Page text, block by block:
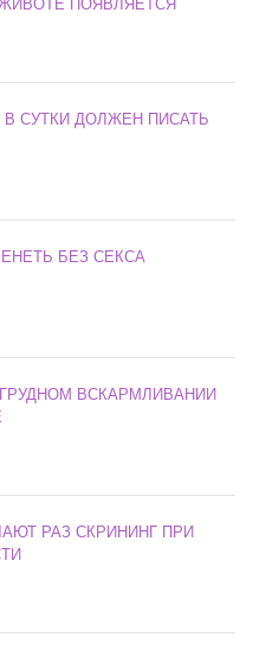
СУТКИ ДОЛЖЕН ПИСАТЬ
БЕЗ СЕКСА
ВСКАРМЛИВАНИИ
РАЗ СКРИНИНГ ПРИ